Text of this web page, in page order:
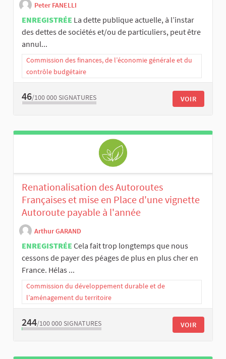
Peter FANELLI
ENREGISTRÉE La dette publique actuelle, à l’instar
des dettes de sociétés et/ou de particuliers, peut être
annul...
Commission des finances, de l’économie générale et du
contrôle budgétaire
46/100 000 SIGNATURES VOIR
Renationalisation des Autoroutes
Françaises et mise en Place d'une vignette
Autoroute payable à l'année
Arthur GARAND
ENREGISTRÉE Cela fait trop longtemps que nous
cessons de payer des péages de plus en plus cher en
France. Hélas ...
Commission du développement durable et de
l’aménagement du territoire
244/100 000 SIGNATURES VOIR